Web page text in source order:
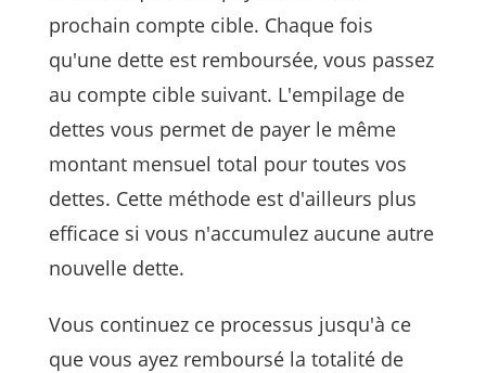
prochain compte cible. Chaque fois
qu'une dette est remboursée, vous passez
au compte cible suivant. L'empilage de
dettes vous permet de payer le même
montant mensuel total pour toutes vos
dettes. Cette méthode est d'ailleurs plus
efficace si vous n'accumulez aucune autre
nouvelle dette.
Vous continuez ce processus jusqu'à ce
que vous ayez remboursé la totalité de